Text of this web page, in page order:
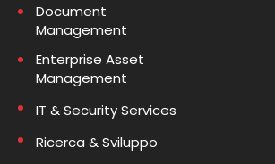
Document
Management
Enterprise Asset
Management
IT & Security Services
Ricerca & Sviluppo